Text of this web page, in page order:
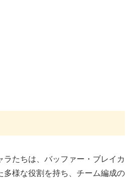
ラたちは、バッファー・ブレイカ
多様な役割を持ち、チーム編成の